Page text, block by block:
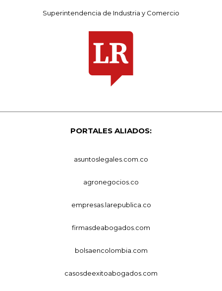
Superintendencia de Industria y Comercio
PORTALES ALIADOS:
asuntoslegales.com.co
agronegocios.co
empresas.larepublica.co
firmasdeabogados.com
bolsaencolombia.com
casosdeexitoabogados.com